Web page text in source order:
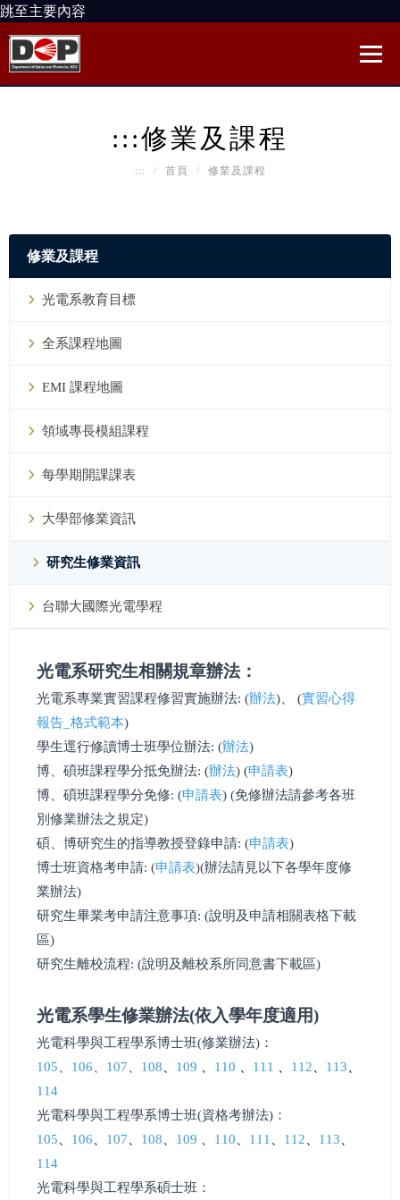
跳至主要內容
:::
:::修業及課程
::: 首頁 修業及課程
修業及課程
光電系教育目標
全系課程地圖
EMI 課程地圖
領域專長模組課程
每學期開課課表
大學部修業資訊
研究生修業資訊
台聯大國際光電學程
光電系研究生相關規章辦法：
光電系專業實習課程修習實施辦法: (辦法)、 (實習心得
報告_格式範本)
學生逕行修讀博士班學位辦法: (辦法)
博、碩班課程學分抵免辦法: (辦法) (申請表)
博、碩班課程學分免修: (申請表) (免修辦法請參考各班
別修業辦法之規定)
碩、博研究生的指導教授登錄申請: (申請表)
博士班資格考申請: (申請表)(辦法請見以下各學年度修
業辦法)
研究生畢業考申請注意事項: (說明及申請相關表格下載
區)
研究生離校流程: (說明及離校系所同意書下載區)
光電系學生修業辦法(依入學年度適用)
光電科學與工程學系博士班(修業辦法) ：
105
106 107 108 109 110 111 112 113
114
光電科學與工程學系博士班(資格考辦法) ：
105
106 107 108 109 110 111 112 113
114
光電科學與工程學系碩士班 ：